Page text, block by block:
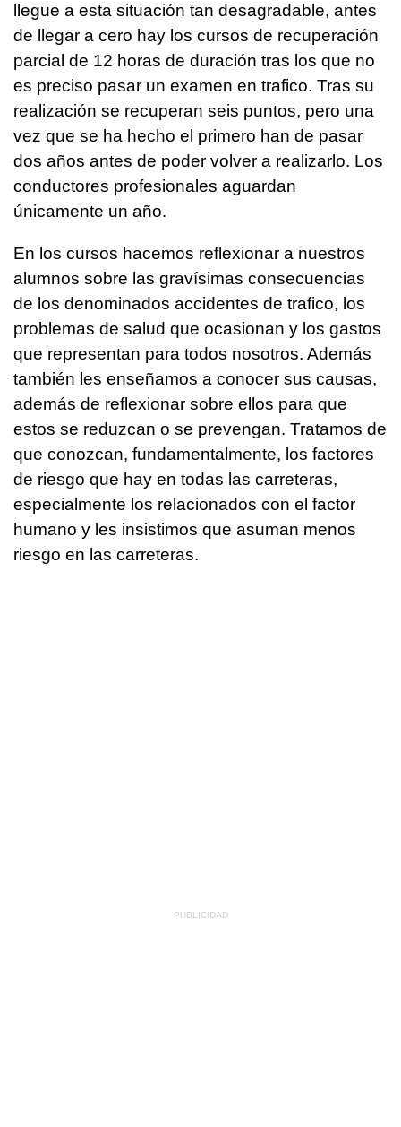
llegue a esta situación tan desagradable, antes
de llegar a cero hay los cursos de recuperación
parcial de 12 horas de duración tras los que no
es preciso pasar un examen en trafico. Tras su
realización se recuperan seis puntos, pero una
vez que se ha hecho el primero han de pasar
dos años antes de poder volver a realizarlo. Los
conductores profesionales aguardan
únicamente un año.
En los cursos hacemos reflexionar a nuestros
alumnos sobre las gravísimas consecuencias
de los denominados accidentes de trafico, los
problemas de salud que ocasionan y los gastos
que representan para todos nosotros. Además
también les enseñamos a conocer sus causas,
además de reflexionar sobre ellos para que
estos se reduzcan o se prevengan. Tratamos de
que conozcan, fundamentalmente, los factores
de riesgo que hay en todas las carreteras,
especialmente los relacionados con el factor
humano y les insistimos que asuman menos
riesgo en las carreteras.